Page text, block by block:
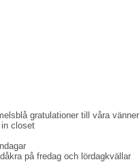
gratulationer till våra vänner
closet
på fredag och lördagkvällar